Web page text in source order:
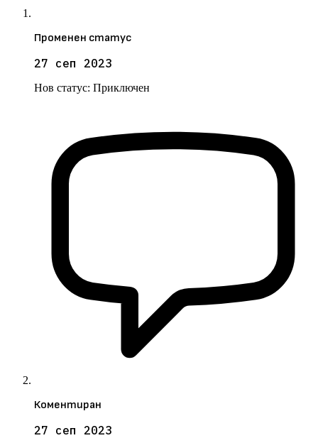
Променен статус
27 сеп 2023
Нов статус: Приключен
Коментиран
27 сеп 2023